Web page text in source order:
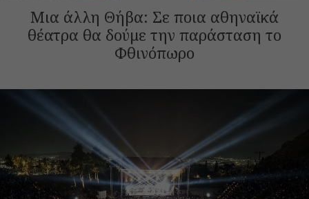
Μια άλλη Θήβα: Σε ποια αθηναϊκά
θέατρα θα δούμε την παράσταση το
Φθινόπωρο